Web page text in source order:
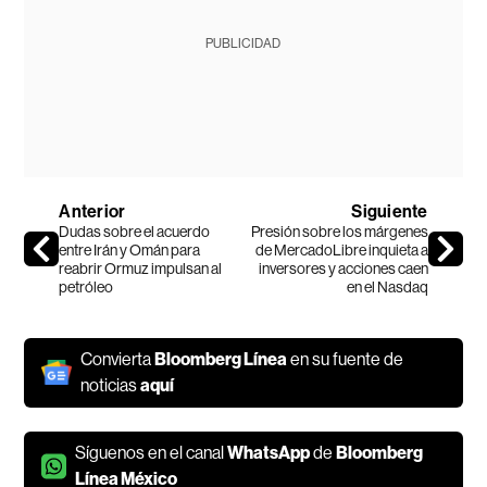
PUBLICIDAD
Anterior
Dudas sobre el acuerdo
entre Irán y Omán para
reabrir Ormuz impulsan al
petróleo
Siguiente
Presión sobre los márgenes
de MercadoLibre inquieta a
inversores y acciones caen
en el Nasdaq
ConviertaBloomberg Líneaen su fuente de
noticiasaquí
Síguenos en el canalWhatsAppdeBloomberg
Línea México